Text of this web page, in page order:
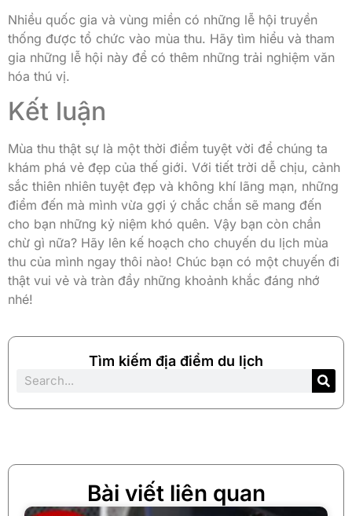
Nhiều quốc gia và vùng miền có những lễ hội truyền
thống được tổ chức vào mùa thu. Hãy tìm hiểu và tham
gia những lễ hội này để có thêm những trải nghiệm văn
hóa thú vị.
Kết luận
Mùa thu thật sự là một thời điểm tuyệt vời để chúng ta
khám phá vẻ đẹp của thế giới. Với tiết trời dễ chịu, cảnh
sắc thiên nhiên tuyệt đẹp và không khí lãng mạn, những
điểm đến mà mình vừa gợi ý chắc chắn sẽ mang đến
cho bạn những kỷ niệm khó quên. Vậy bạn còn chần
chừ gì nữa? Hãy lên kế hoạch cho chuyến du lịch mùa
thu của mình ngay thôi nào! Chúc bạn có một chuyến đi
thật vui vẻ và tràn đầy những khoảnh khắc đáng nhớ
nhé!
Tìm kiếm địa điểm du lịch
Bài viết liên quan